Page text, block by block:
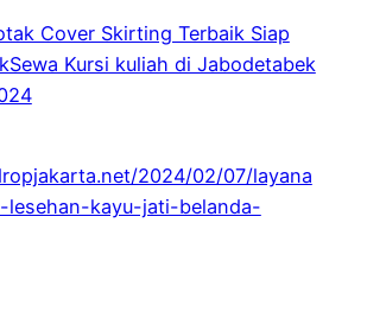
Cover Skirting Terbaik Siap
Kursi kuliah di Jabodetabek
2024/02/07/layana
lesehan-kayu-jati-belanda-